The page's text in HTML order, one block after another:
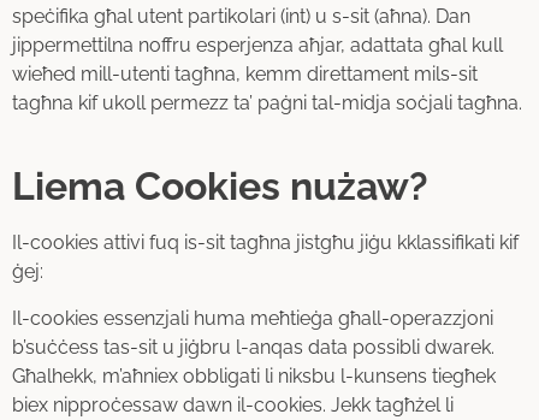
speċifika għal utent partikolari (int) u s-sit (aħna). Dan
jippermettilna noffru esperjenza aħjar, adattata għal kull
wieħed mill-utenti tagħna, kemm direttament mils-sit
tagħna kif ukoll permezz ta’ paġni tal-midja soċjali tagħna.
Liema Cookies nużaw?
Il-cookies attivi fuq is-sit tagħna jistgħu jiġu kklassifikati kif
ġej:
Il-cookies essenzjali huma meħtieġa għall-operazzjoni
b’suċċess tas-sit u jiġbru l-anqas data possibli dwarek.
Għalhekk, m’aħniex obbligati li niksbu l-kunsens tiegħek
biex nipproċessaw dawn il-cookies. Jekk tagħżel li